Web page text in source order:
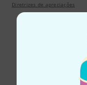
Diretrizes de apreciações